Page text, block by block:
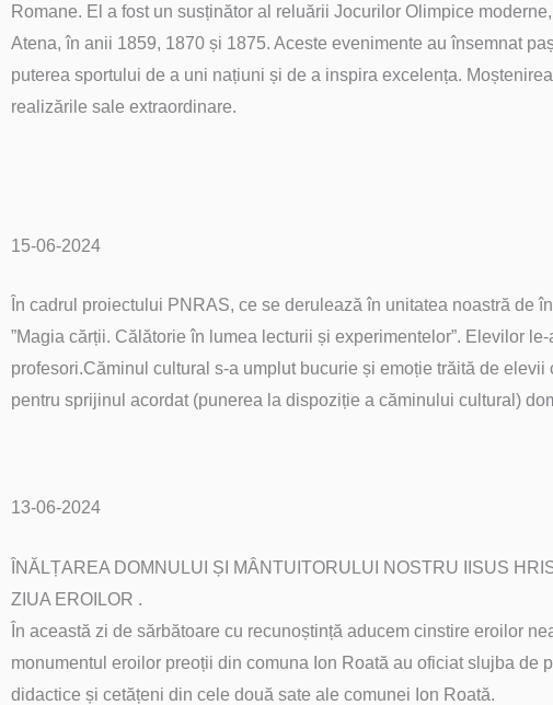
Romane. El a fost un susținător al reluării Jocurilor Olimpice
Atena, în anii 1859, 1870 și 1875. Aceste evenimente au însemnat
puterea sportului de a uni națiuni și de a inspira excelența.
realizările sale extraordinare.
15-06-2024
În cadrul proiectului PNRAS, ce se derulează în unitatea noastră de
”Magia cărții. Călătorie în lumea lecturii și experimentelor”. Elevilor
profesori.Căminul cultural s-a umplut bucurie și emoție trăită de
pentru sprijinul acordat (punerea la dispoziție a căminului cultural)
13-06-2024
ÎNĂLȚAREA DOMNULUI ȘI MÂNTUITORULUI NOSTRU IISUS
ZIUA EROILOR .
În această zi de sărbătoare cu recunoștință aducem cinstire eroilor
monumentul eroilor preoții din comuna Ion Roată au oficiat slujba
didactice și cetățeni din cele două sate ale comunei Ion Roată.